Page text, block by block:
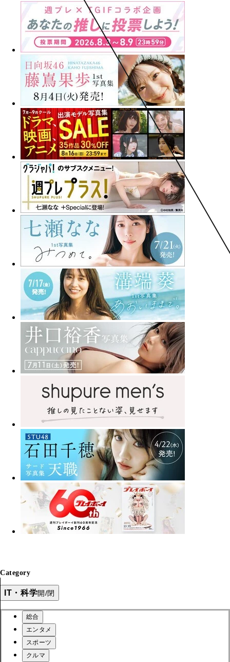
Category
IT・科学開/閉
総合
エンタメ
スポーツ
クルマ